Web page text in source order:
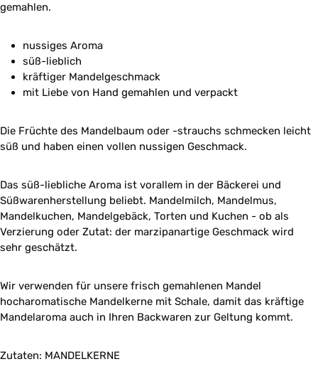
gemahlen.
nussiges Aroma
süß-lieblich
kräftiger Mandelgeschmack
mit Liebe von Hand gemahlen und verpackt
Die Früchte des Mandelbaum oder -strauchs schmecken leicht
süß und haben einen vollen nussigen Geschmack.
Das süß-liebliche Aroma ist vorallem in der Bäckerei und
Süßwarenherstellung beliebt. Mandelmilch, Mandelmus,
Mandelkuchen, Mandelgebäck, Torten und Kuchen - ob als
Verzierung oder Zutat: der marzipanartige Geschmack wird
sehr geschätzt.
Wir verwenden für unsere frisch gemahlenen Mandel
hocharomatische Mandelkerne mit Schale, damit das kräftige
Mandelaroma auch in Ihren Backwaren zur Geltung kommt.
Zutaten: MANDELKERNE